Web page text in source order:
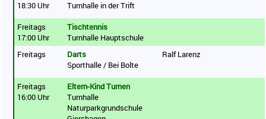
18:30 Uhr
Turnhalle in der Trift
Freitags
17:00 Uhr
Tischtennis
Turnhalle Hauptschule
Freitags
Darts
Sporthalle / Bei Bolte
Ralf Larenz
Freitags
16:00 Uhr
Eltern-Kind Turnen
Turnhalle
Naturparkgrundschule